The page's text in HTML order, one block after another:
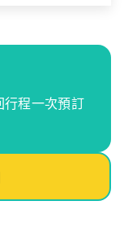
行程一次預訂